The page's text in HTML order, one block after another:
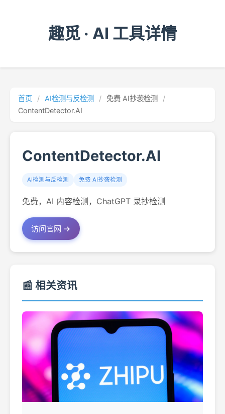
趣觅 · AI 工具详情
首页 / AI检测与反检测 / 免费 AI抄袭检测
/
ContentDetector.AI
ContentDetector.AI
AI检测与反检测 免费 AI抄袭检测
免费，AI 内容检测，ChatGPT 录抄检测
访问官网 →
📰 相关资讯